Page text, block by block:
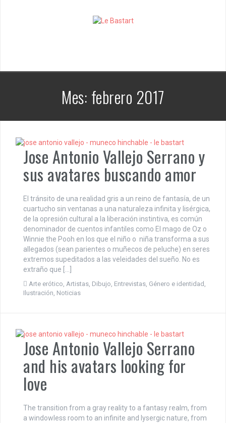
Mes: febrero 2017
Jose Antonio Vallejo Serrano y
sus avatares buscando amor
El tránsito de una realidad gris a un reino de fantasía, de un
cuartucho sin ventanas a una naturaleza infinita y lisérgica,
de la opresión cultural a la liberación instintiva, es común
denominador de cuentos infantiles como El mago de Oz o
Winnie the Pooh en los que el niño o niña transforma a sus
allegados (sean parientes o muñecos de peluche) en seres
extremos supeditados a las veleidades del sueño. No es
extraño que […]
Arte erótico Artistas Dibujo Entrevistas Género e identidad
Ilustración Noticias
Jose Antonio Vallejo Serrano
and his avatars looking for
love
The transition from a gray reality to a fantasy realm, from
a windowless room to an infinite and lysergic nature, from